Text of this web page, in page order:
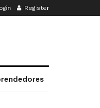
Register